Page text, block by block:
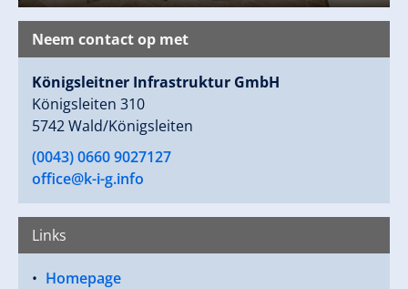
Neem contact op met
Königsleitner Infrastruktur GmbH
Königsleiten 310
5742 Wald/Königsleiten
(0043) 0660 9027127
office@k-i-g.info
Links
Homepage